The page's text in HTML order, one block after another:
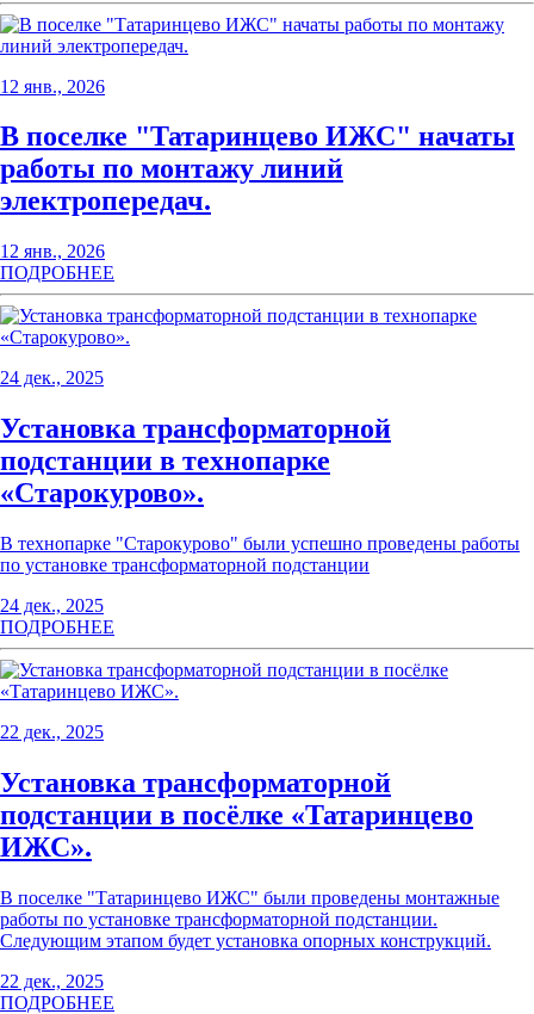
12 янв., 2026
В поселке "Татаринцево ИЖС" начаты
работы по монтажу линий
электропередач.
12 янв., 2026
ПОДРОБНЕЕ
24 дек., 2025
Установка трансформаторной
подстанции в технопарке
«Старокурово».
В технопарке "Старокурово" были успешно проведены работы
по установке трансформаторной подстанции
24 дек., 2025
ПОДРОБНЕЕ
22 дек., 2025
Установка трансформаторной
подстанции в посёлке «Татаринцево
ИЖС».
В поселке "Татаринцево ИЖС" были проведены монтажные
работы по установке трансформаторной подстанции.
Следующим этапом будет установка опорных конструкций.
22 дек., 2025
ПОДРОБНЕЕ